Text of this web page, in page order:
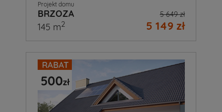
Projekt domu
BRZOZA 5 649 zł
5 149 zł
145 m2